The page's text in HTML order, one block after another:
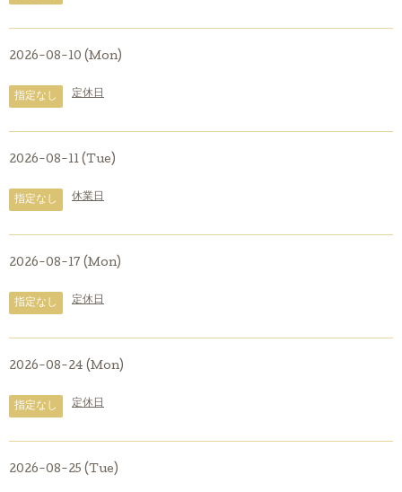
2026-08-10 (Mon)
指定なし 定休日
2026-08-11 (Tue)
指定なし 休業日
2026-08-17 (Mon)
指定なし 定休日
2026-08-24 (Mon)
指定なし 定休日
2026-08-25 (Tue)